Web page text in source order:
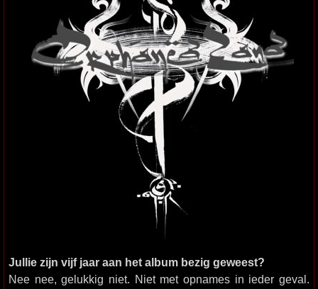
Jullie zijn vijf jaar aan het album bezig geweest?
Nee nee, gelukkig niet. Niet met opnames in ieder geval.